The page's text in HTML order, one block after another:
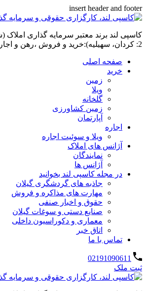
insert header and footer
2: کردان، سهیلیه):خرید و فروش ،رهن و اجاره
صفحه اصلی
خرید
زمین
ویلا
گلخانه
زمین کشاورزی
آپارتمان
اجاره
ویلا و سوئیت اجاره
آژانس های املاک
نمایندگان
آژانس ها
در مجله کاسپی لند بخوانید
جاذبه های گردشگری گیلان
مهارت های مذاکره و فروش
حقوق و اخبار صنفی
صنایع دستی و سوغات گیلان
معماری و دکوراسیون داخلی
اتاق خبر
تماس با ما
02191090611
ثبت ملک